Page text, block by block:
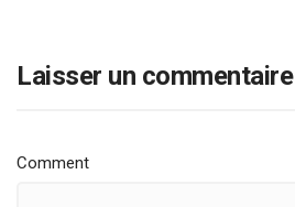
Laisser un commentaire
Comment